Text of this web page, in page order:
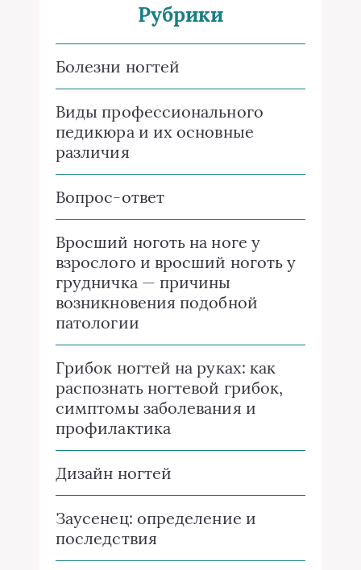
Рубрики
Болезни ногтей
Виды профессионального
педикюра и их основные
различия
Вопрос-ответ
Вросший ноготь на ноге у
взрослого и вросший ноготь у
грудничка — причины
возникновения подобной
патологии
Грибок ногтей на руках: как
распознать ногтевой грибок,
симптомы заболевания и
профилактика
Дизайн ногтей
Заусенец: определение и
последствия